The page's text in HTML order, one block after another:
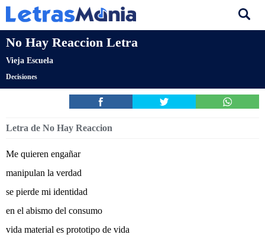
No Hay Reaccion Letra
Vieja Escuela
Decisiones
Letra de No Hay Reaccion
Me quieren engañar
manipulan la verdad
se pierde mi identidad
en el abismo del consumo
vida material es prototipo de vida